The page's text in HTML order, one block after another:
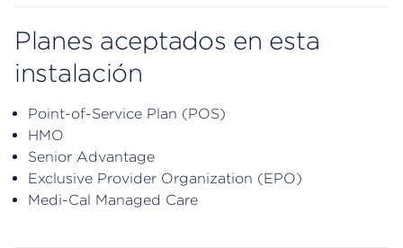
Planes aceptados en esta
instalación
Point-of-Service Plan (POS)
HMO
Senior Advantage
Exclusive Provider Organization (EPO)
Medi-Cal Managed Care